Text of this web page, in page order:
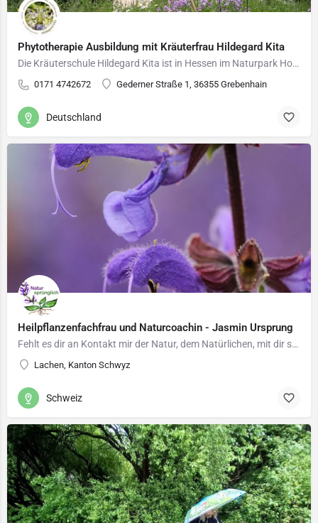
Phytotherapie Ausbildung mit Kräuterfrau Hildegard Kita
Die Kräuterschule Hildegard Kita ist in Hessen im Naturpark Hoher Vogelsberg gelegen. In einem kleinen…
0171 4742672 Gederner Straße 1, 36355 Grebenhain
Deutschland
Heilpflanzenfachfrau und Naturcoachin - Jasmin Ursprung
Fehlt es dir an Kontakt mir der Natur, dem Natürlichen, mit dir selbst? Oder hast du Lust, die Wildpflanzen…
Lachen, Kanton Schwyz
Schweiz